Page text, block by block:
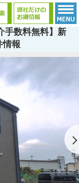
手数料無料】新
報